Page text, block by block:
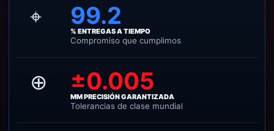
⌖ 99.2
% ENTREGAS A TIEMPO
Compromiso que cumplimos
⊕ ±0.005
MM PRECISIÓN GARANTIZADA
Tolerancias de clase mundial